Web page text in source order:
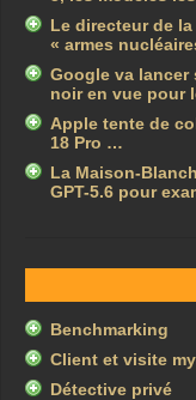
Le directeur de la
« armes
Google va lancer
noir en vue pour
Apple tente de
18 Pro …
La Maison-
GPT-5.6 pour
Benchmarking
Client et visite
Détective privé